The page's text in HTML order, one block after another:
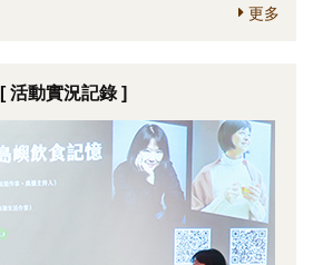
更多
[ 活動實況記錄 ]